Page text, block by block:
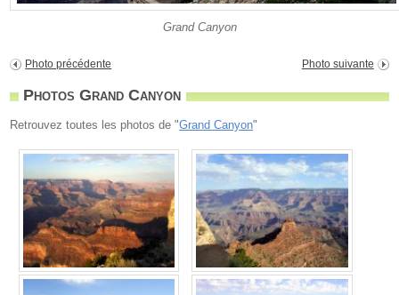
Grand Canyon
Photo précédente Photo suivante
Photos Grand Canyon
Retrouvez toutes les photos de "Grand Canyon"